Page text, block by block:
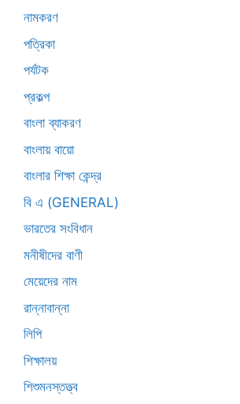
নামকরণ
পত্রিকা
পর্যটক
প্রকল্প
বাংলা ব্যাকরণ
বাংলায় বায়ো
বাংলার শিক্ষা কেন্দ্র
বি এ (GENERAL)
ভারতের সংবিধান
মনীষীদের বাণী
মেয়েদের নাম
রান্নাবান্না
লিপি
শিক্ষালয়
শিশুমনস্তত্ত্ব